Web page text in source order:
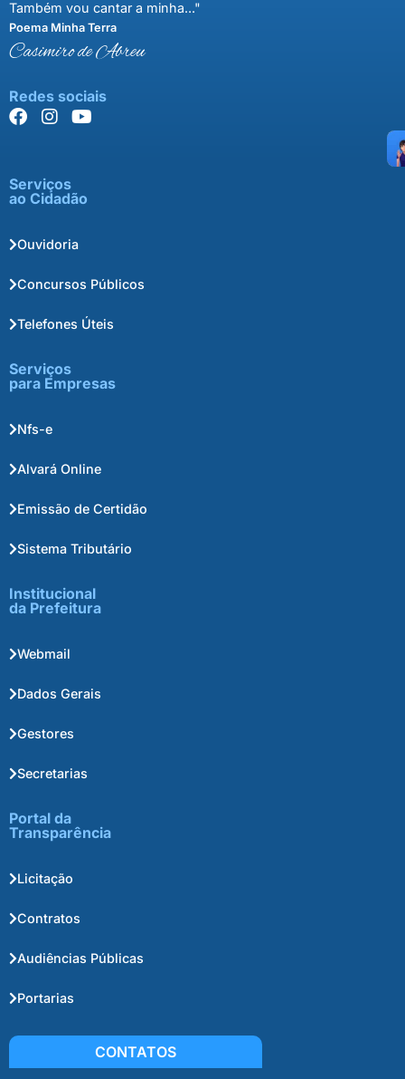
Também vou cantar a minha..."
Poema Minha Terra
Casimiro de Abreu
Redes sociais
Serviços
ao Cidadão
Ouvidoria
Concursos Públicos
Telefones Úteis
Serviços
para Empresas
Nfs-e
Alvará Online
Emissão de Certidão
Sistema Tributário
Institucional
da Prefeitura
Webmail
Dados Gerais
Gestores
Secretarias
Portal da
Transparência
Licitação
Contratos
Audiências Públicas
Portarias
CONTATOS